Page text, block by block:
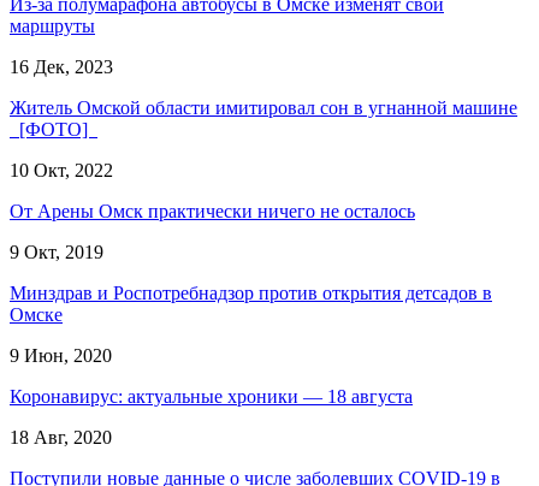
маршруты
16 Дек, 2023
Житель Омской области имитировал сон в угнанной машине
[ФОТО]
10 Окт, 2022
От Арены Омск практически ничего не осталось
9 Окт, 2019
Минздрав и Роспотребнадзор против открытия детсадов в
Омске
9 Июн, 2020
Коронавирус: актуальные хроники — 18 августа
18 Авг, 2020
Поступили новые данные о числе заболевших COVID-19 в